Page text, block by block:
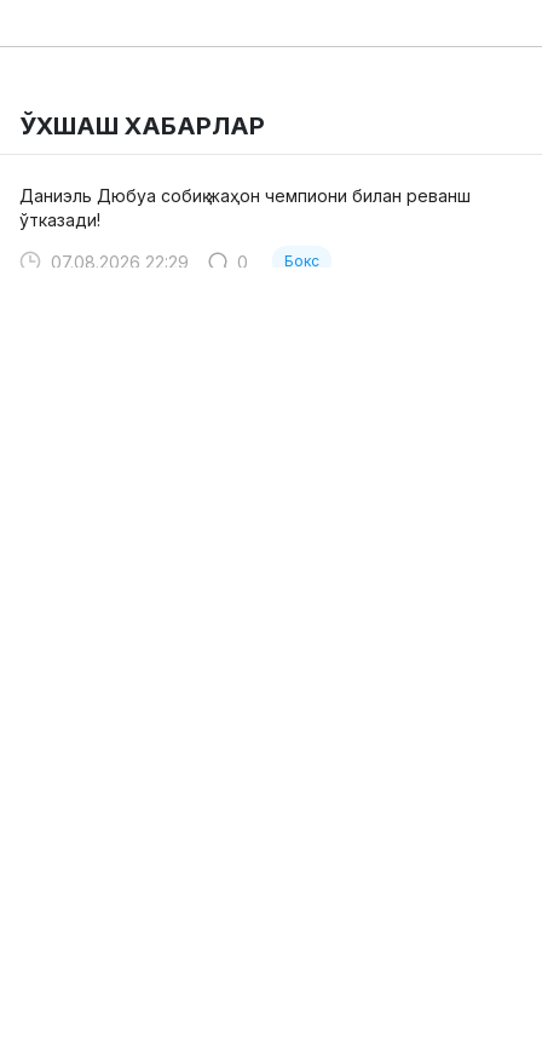
ЎХШАШ ХАБАРЛАР
Даниэль Дюбуа собиқ жаҳон чемпиони билан реванш
ўтказади!
07.08.2026 22:29 0 Бокс